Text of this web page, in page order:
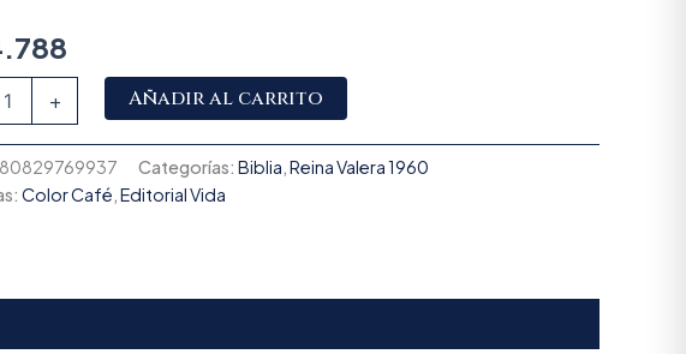
+ Añadir al carrito
Categorías: Biblia,Reina Valera 1960
Color Café,Editorial Vida